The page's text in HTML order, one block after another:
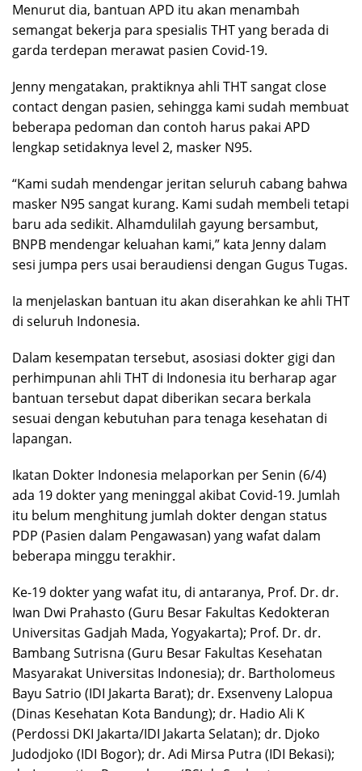
Menurut dia, bantuan APD itu akan menambah
semangat bekerja para spesialis THT yang berada di
garda terdepan merawat pasien Covid-19.
Jenny mengatakan, praktiknya ahli THT sangat close
contact dengan pasien, sehingga kami sudah membuat
beberapa pedoman dan contoh harus pakai APD
lengkap setidaknya level 2, masker N95.
“Kami sudah mendengar jeritan seluruh cabang bahwa
masker N95 sangat kurang. Kami sudah membeli tetapi
baru ada sedikit. Alhamdulilah gayung bersambut,
BNPB mendengar keluahan kami,” kata Jenny dalam
sesi jumpa pers usai beraudiensi dengan Gugus Tugas.
Ia menjelaskan bantuan itu akan diserahkan ke ahli THT
di seluruh Indonesia.
Dalam kesempatan tersebut, asosiasi dokter gigi dan
perhimpunan ahli THT di Indonesia itu berharap agar
bantuan tersebut dapat diberikan secara berkala
sesuai dengan kebutuhan para tenaga kesehatan di
lapangan.
Ikatan Dokter Indonesia melaporkan per Senin (6/4)
ada 19 dokter yang meninggal akibat Covid-19. Jumlah
itu belum menghitung jumlah dokter dengan status
PDP (Pasien dalam Pengawasan) yang wafat dalam
beberapa minggu terakhir.
Ke-19 dokter yang wafat itu, di antaranya, Prof. Dr. dr.
Iwan Dwi Prahasto (Guru Besar Fakultas Kedokteran
Universitas Gadjah Mada, Yogyakarta); Prof. Dr. dr.
Bambang Sutrisna (Guru Besar Fakultas Kesehatan
Masyarakat Universitas Indonesia); dr. Bartholomeus
Bayu Satrio (IDI Jakarta Barat); dr. Exsenveny Lalopua
(Dinas Kesehatan Kota Bandung); dr. Hadio Ali K
(Perdossi DKI Jakarta/IDI Jakarta Selatan); dr. Djoko
Judodjoko (IDI Bogor); dr. Adi Mirsa Putra (IDI Bekasi);